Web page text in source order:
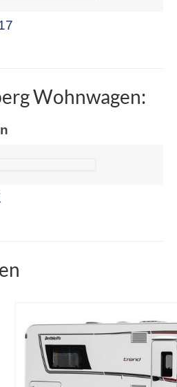
Wohnwagen: